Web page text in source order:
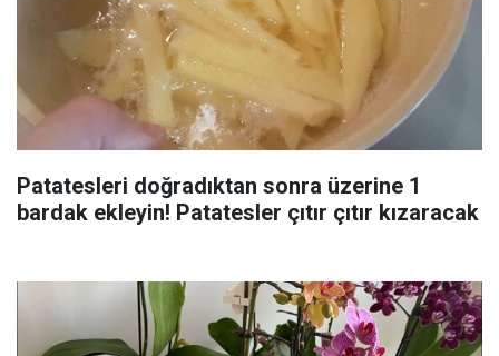
Patatesleri doğradıktan sonra üzerine 1
bardak ekleyin! Patatesler çıtır çıtır kızaracak